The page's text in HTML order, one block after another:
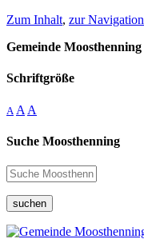
Zum Inhalt, zur Navigation
Gemeinde Moosthenning
Schriftgröße
A A A
Suche Moosthenning
suchen